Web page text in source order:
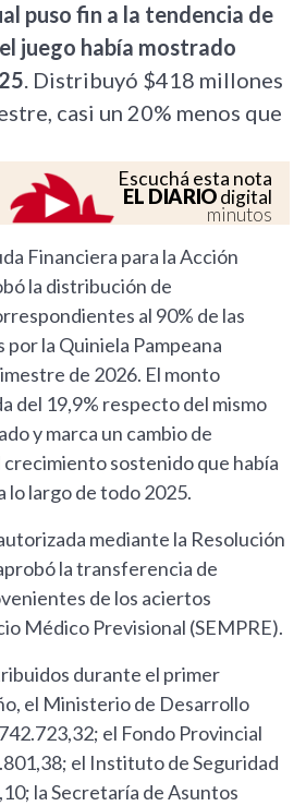
puso fin a la tendencia de
juego había mostrado
. Distribuyó $418 millones
casi un 20% menos que
Escuchá esta nota
EL DIARIOdigital
minutos
Financiera para la Acción
la distribución de
al 90% de las
la Quiniela Pampeana
de 2026. El monto
del 19,9% respecto del mismo
y marca un cambio de
sostenido que había
lo largo de todo 2025.
mediante la Resolución
la transferencia de
de los aciertos
Médico Previsional (SEMPRE).
durante el primer
el Ministerio de Desarrollo
el Fondo Provincial
el Instituto de Seguridad
la Secretaría de Asuntos